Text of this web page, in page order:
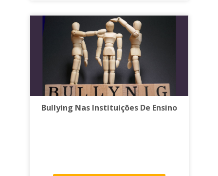
Bullying Nas Instituições De Ensino